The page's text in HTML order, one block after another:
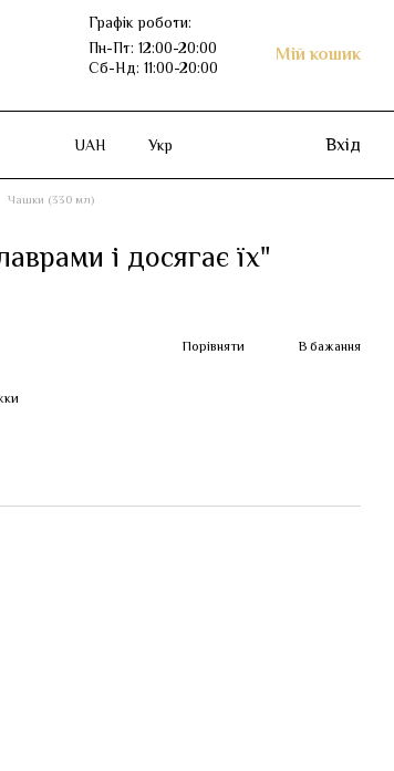
Графік роботи:
Пн-Пт: 12:00-20:00
Сб-Нд: 11:00-20:00
Мій кошик
UAH Укр Вхід
Чашки (330 мл)
і досягає їх"
Порівняти В бажання